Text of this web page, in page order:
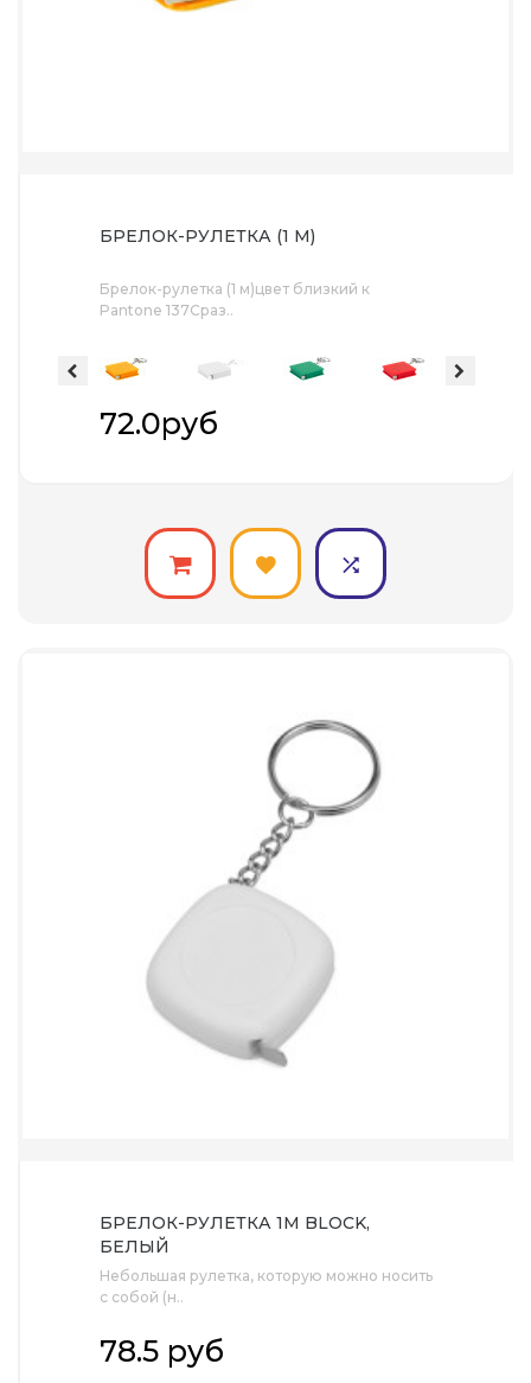
БРЕЛОК-РУЛЕТКА (1 М)
Брелок-рулетка (1 м)цвет близкий к
Pantone 137Cраз..
72.0руб
БРЕЛОК-РУЛЕТКА 1М BLOCK,
БЕЛЫЙ
Небольшая рулетка, которую можно носить
с собой (н..
78.5 руб